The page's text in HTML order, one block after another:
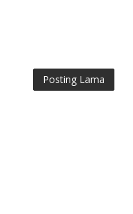
Posting Lama